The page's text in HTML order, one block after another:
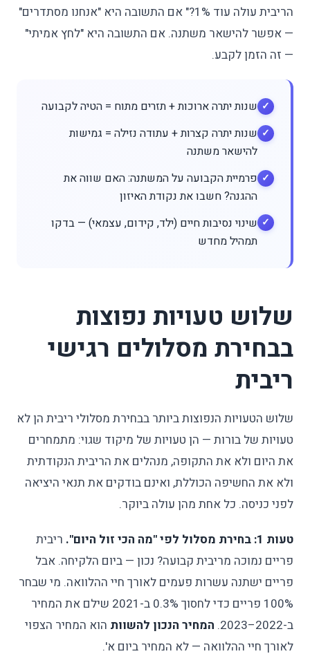
הריבית עולה עוד 1%?" אם התשובה היא "אנחנו מסתדרים"
— אפשר להישאר משתנה. אם התשובה היא "לחץ אמיתי"
— זה הזמן לקבע.
שנות יתרה ארוכות + תזרים מתוח = הטיה לקבועה
שנות יתרה קצרות + עתודה נזילה = גמישות
להישאר משתנה
פרמיית הקבועה על המשתנה: האם שווה את
ההגנה? חשבו את נקודת האיזון
שינוי נסיבות חיים (ילד, קידום, עצמאי) — בדקו
תמהיל מחדש
שלוש טעויות נפוצות
בבחירת מסלולים רגישי
ריבית
שלוש הטעויות הנפוצות ביותר בבחירת מסלולי ריבית הן לא
טעויות של בורות — הן טעויות של מיקוד שגוי: מתמחרים
את היום ולא את התקופה, מנהלים את הריבית הנקודתית
ולא את החשיפה הכוללת, ואינם בודקים את תנאי היציאה
לפני כניסה. כל אחת מהן עולה ביוקר.
טעות 1: בחירת מסלול לפי "מה הכי זול היום".
ריבית
פריים נמוכה מריבית קבועה? נכון — ביום הלקיחה. אבל
פריים ישתנה עשרות פעמים לאורך חיי ההלוואה. מי שבחר
100% פריים כדי לחסוך 0.3% ב-2021 שילם את המחיר
ב-2022–2023.
המחיר הנכון להשוות הוא המחיר הצפוי
לאורך חיי ההלוואה — לא המחיר ביום א'.